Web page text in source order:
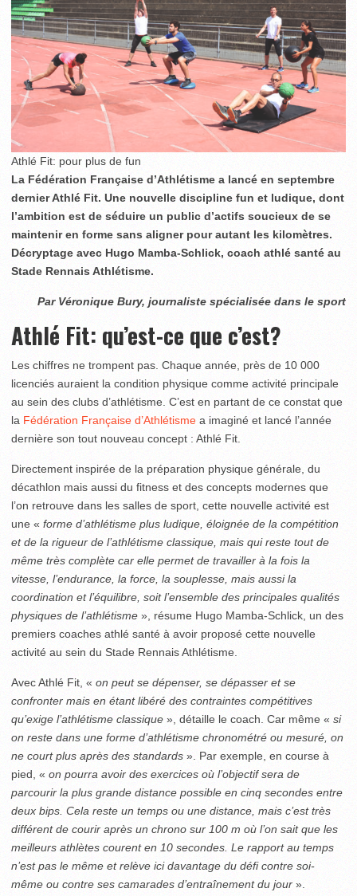
Athlé Fit: pour plus de fun
La Fédération Française d’Athlétisme a lancé en septembre
dernier Athlé Fit. Une nouvelle discipline fun et ludique, dont
l’ambition est de séduire un public d’actifs soucieux de se
maintenir en forme sans aligner pour autant les kilomètres.
Décryptage avec Hugo Mamba-Schlick, coach athlé santé au
Stade Rennais Athlétisme.
Par Véronique Bury, journaliste spécialisée dans le sport
Athlé Fit: qu’est-ce que c’est?
Les chiffres ne trompent pas. Chaque année, près de 10 000
licenciés auraient la condition physique comme activité principale
au sein des clubs d’athlétisme. C’est en partant de ce constat que
la Fédération Française d’Athlétisme a imaginé et lancé l’année
dernière son tout nouveau concept : Athlé Fit.
Directement inspirée de la préparation physique générale, du
décathlon mais aussi du fitness et des concepts modernes que
l’on retrouve dans les salles de sport, cette nouvelle activité est
une « forme d’athlétisme plus ludique, éloignée de la compétition
et de la rigueur de l’athlétisme classique, mais qui reste tout de
même très complète car elle permet de travailler à la fois la
vitesse, l’endurance, la force, la souplesse, mais aussi la
coordination et l’équilibre, soit l’ensemble des principales qualités
physiques de l’athlétisme », résume Hugo Mamba-Schlick, un des
premiers coaches athlé santé à avoir proposé cette nouvelle
activité au sein du Stade Rennais Athlétisme.
Avec Athlé Fit, « on peut se dépenser, se dépasser et se
confronter mais en étant libéré des contraintes compétitives
qu’exige l’athlétisme classique », détaille le coach. Car même « si
on reste dans une forme d’athlétisme chronométré ou mesuré, on
ne court plus après des standards ». Par exemple, en course à
pied, « on pourra avoir des exercices où l’objectif sera de
parcourir la plus grande distance possible en cinq secondes entre
deux bips. Cela reste un temps ou une distance, mais c’est très
différent de courir après un chrono sur 100 m où l’on sait que les
meilleurs athlètes courent en 10 secondes. Le rapport au temps
n’est pas le même et relève ici davantage du défi contre soi-
même ou contre ses camarades d’entraînement du jour ».